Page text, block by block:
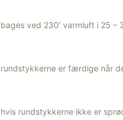
bages ved 230′ varmluft i 25 –
rundstykkerne er færdige når
hvis rundstykkerne ikke er